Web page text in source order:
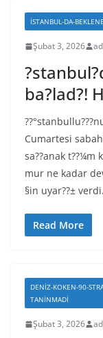
ISTANBUL-DA-
Şubat 3, 2026
ba?lad?!
Cumartesi
sa??anak t??¼m
mur ne kadar
§in uyar??±
Read More
DENIZ-KOKEN-90-
TANINMADI
Şubat 3, 2026